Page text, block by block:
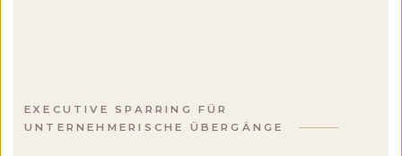
EXECUTIVE SPARRING FÜR
UNTERNEHMERISCHE ÜBERGÄNGE